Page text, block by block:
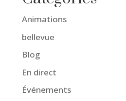
Animations
bellevue
Blog
En direct
Événements